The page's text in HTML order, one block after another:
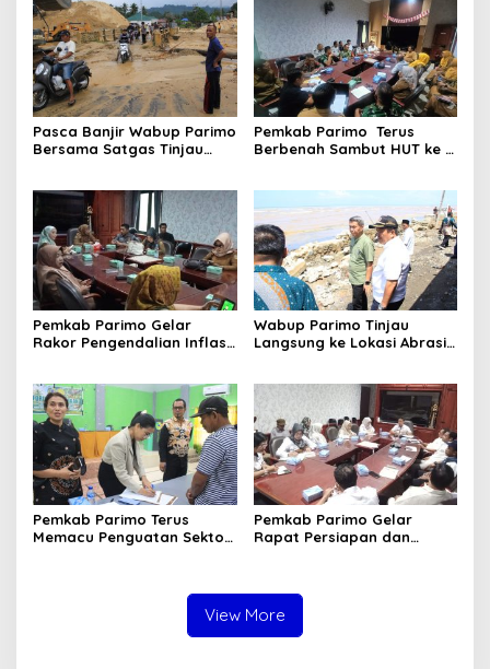
Pasca Banjir Wabup Parimo
Bersama Satgas Tinjau
Pemkab Parimo Terus
Berbenah Sambut HUT ke –
Pemkab Parimo Gelar
Rakor Pengendalian Inflasi
Wabup Parimo Tinjau
Langsung ke Lokasi Abrasi
Pemkab Parimo Terus
Memacu Penguatan Sektor
Pemkab Parimo Gelar
Rapat Persiapan dan
View More